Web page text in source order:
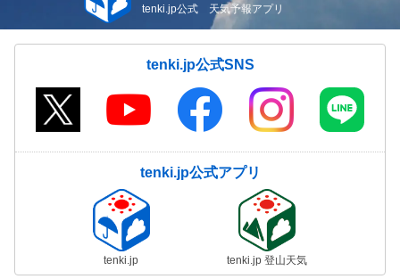
tenki.jp公式 天気予報アプリ
tenki.jp公式SNS
tenki.jp公式アプリ
tenki.jp tenki.jp 登山天気